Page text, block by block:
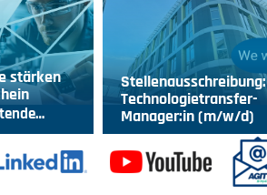
stärken
Stellenausschreibung:
Technologietransfer-
Manager:in (m/w/d)